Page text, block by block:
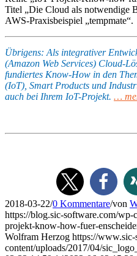
Titel „Die Cloud als notwendige
AWS-Praxisbeispiel „tempmate“.
Übrigens: Als integrativer
(Amazon Web Services) Cloud-
fundiertes Know-How in den
(IoT), Smart Products und
auch bei Ihrem IoT-Projekt. …
2018-03-22/0 Kommentare/von
https://blog.sic-software.com/wp-
projekt-know-how-fuer-
Wolfram Herzog https://www.sic-
content/uploads/2017/04/